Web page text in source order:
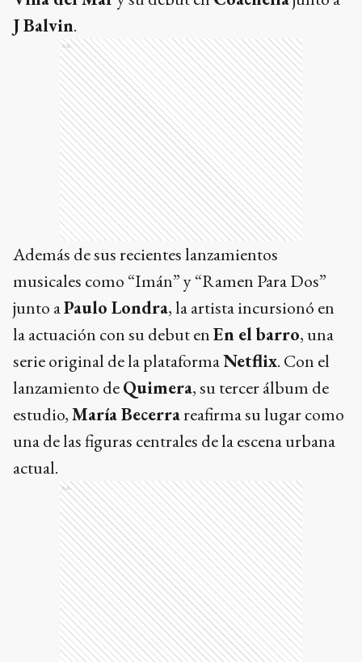
J Balvin.
Ads
Además de sus recientes lanzamientos
musicales como “Imán” y “Ramen Para Dos”
junto aPaulo Londra, la artista incursionó en
la actuación con su debut enEn el barro, una
serie original de la plataformaNetflix. Con el
lanzamiento deQuimera, su tercer álbum de
estudio,María Becerrareafirma su lugar como
una de las figuras centrales de la escena urbana
actual.
Ads